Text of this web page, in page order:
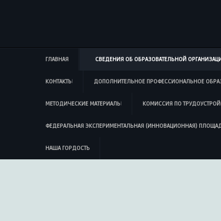
ГЛАВНАЯ СВЕДЕНИЯ ОБ ОБРАЗОВАТЕЛЬНОЙ
КОНТАКТЫ ДОПОЛНИТЕЛЬНОЕ ПРОФЕССИОНАЛЬНОЕ
МЕТОДИЧЕСКИЕ МАТЕРИАЛЫ КОМИССИЯ ПО
ФЕДЕРАЛЬНАЯ ЭКСПЕРИМЕНТАЛЬНАЯ (ИННОВАЦИОННАЯ)
НАША ГОРДОСТЬ